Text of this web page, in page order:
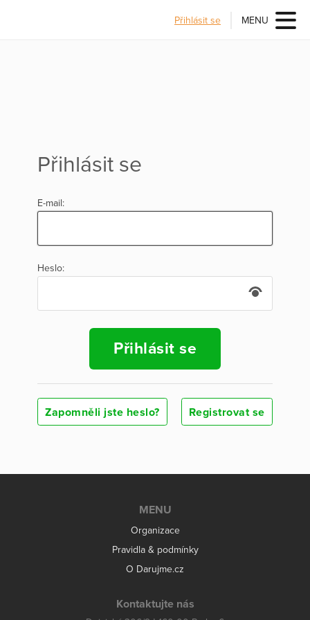
Přihlásit se MENU
Přihlásit se
E-mail:
Heslo:
Přihlásit se
Zapomněli jste heslo? Registrovat se
MENU
Organizace
Pravidla & podmínky
O Darujme.cz
Kontaktujte nás